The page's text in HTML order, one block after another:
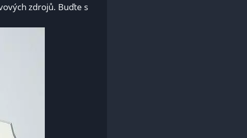
zdrojů. Buďte s